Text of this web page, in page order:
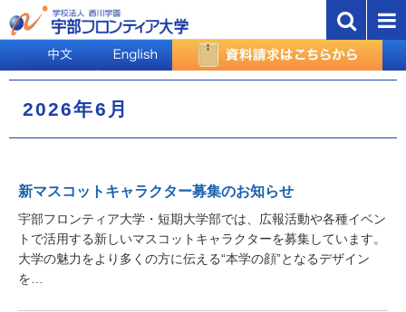
2026年6月
新マスコットキャラクター募集のお知らせ
宇部フロンティア大学・短期大学部では、広報活動や各種イベン
トで活用する新しいマスコットキャラクターを募集しています。
大学の魅力をより多くの方に伝える“本学の顔”となるデザイン
を…